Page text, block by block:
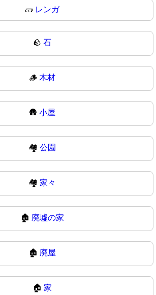
🧱 レンガ
🪨 石
🪵 木材
🛖 小屋
🏘️ 公園
🏘 家々
🏚️ 廃墟の家
🏚 廃屋
🏠 家